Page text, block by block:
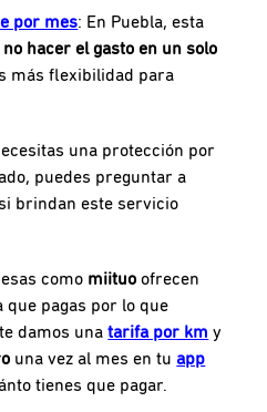
por mes: En Puebla, esta
no hacer el gasto en un solo
más flexibilidad para
una protección por
puedes preguntar a
brindan este servicio
como miituoofrecen
que pagas por lo que
te damos una tarifa por km y
una vez al mes en tu app
tienes que pagar.